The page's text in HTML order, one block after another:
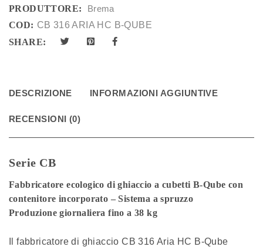
PRODUTTORE:
Brema
COD: CB 316 ARIA HC B-QUBE
SHARE:
DESCRIZIONE INFORMAZIONI AGGIUNTIVE
RECENSIONI (0)
Serie CB
Fabbricatore ecologico di ghiaccio a cubetti B-Qube con
contenitore incorporato – Sistema a spruzzo
Produzione giornaliera fino a 38 kg
Il fabbricatore di ghiaccio CB 316 Aria HC B-Qube